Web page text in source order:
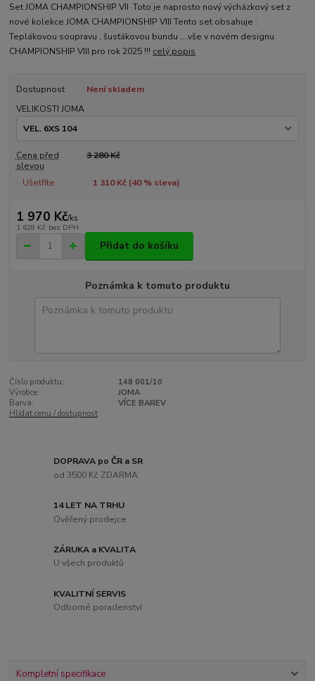
Set JOMA CHAMPIONSHIP VII Toto je naprosto nový výcházkový set z
nové kolekce JOMA CHAMPIONSHIP VIII Tento set obsahuje :
Teplákovou soupravu , šusťákovou bundu ....vše v novém designu
CHAMPIONSHIP VIII pro rok 2025 !!! celý popis
Dostupnost
Není skladem
VELIKOSTI JOMA
Cena před
slevou
3 280 Kč
Ušetříte 1 310 Kč (40% sleva)
1 970 Kč/ks
1 628 Kč bez DPH
Přidat do košíku
Poznámka k tomuto produktu
Číslo produktu:
148 001/10
Výrobce:
JOMA
Barva:
VÍCE BAREV
Hlídat cenu / dostupnost
DOPRAVA po ČR a SR
od 3500 Kč ZDARMA
14 LET NA TRHU
Ověřený prodejce
ZÁRUKA a KVALITA
U všech produktů
KVALITNÍ SERVIS
Odborné poradenství
Kompletní specifikace